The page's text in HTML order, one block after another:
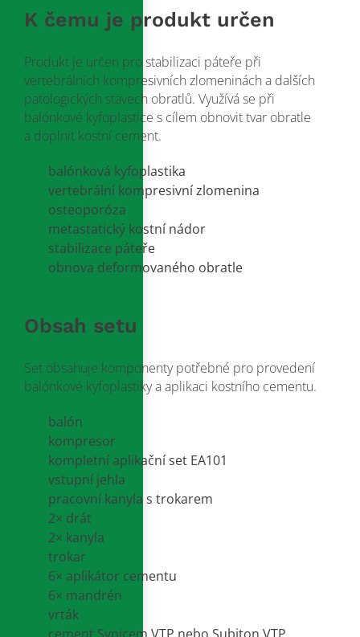
K čemu je produkt určen
Produkt je určen pro stabilizaci páteře při
vertebrálních kompresivních zlomeninách a dalších
patologických stavech obratlů. Využívá se při
balónkové kyfoplastice s cílem obnovit tvar obratle
a doplnit kostní cement.
balónková kyfoplastika
vertebrální kompresivní zlomenina
osteoporóza
metastatický kostní nádor
stabilizace páteře
obnova deformovaného obratle
Obsah setu
Set obsahuje komponenty potřebné pro provedení
balónkové kyfoplastiky a aplikaci kostního cementu.
balón
kompresor
kompletní aplikační set EA101
vstupní jehla
pracovní kanyla s trokarem
2× drát
2× kanyla
trokar
6× aplikátor cementu
6× mandrén
vrták